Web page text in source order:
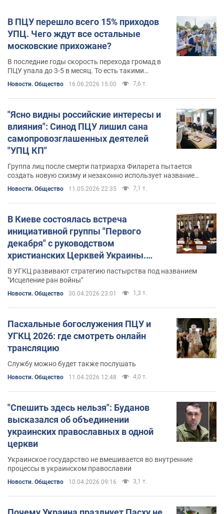
В ПЦУ перешло всего 15% приходов
УПЦ. Чего ждут все остальные
московские прихожане?
В последние годы скорость перехода громад в
ПЦУ упала до 3-5 в месяц. То есть такими
темпами УПЦ МП будет переходить в ПЦУ еще
несколько десятилетий
Новости. Общество 16.06.2026 15:00 7,6 т.
"Ясно видны российские интересы и
влияния": Синод ПЦУ лишил сана
самопровозглашенных деятелей
"УПЦ КП"
Группа лиц после смерти патриарха Филарета пытается
создать новую схизму и незаконно использует название
Новости. Общество 11.05.2026 22:35 7,1 т.
В Киеве состоялась встреча
инициативной группы "Первого
декабря" с руководством
христианских Церквей Украины.
Фото
В УГКЦ развивают стратегию пастырства под названием
"Исцеление ран войны"
Новости. Общество 30.04.2026 23:01 1,3 т.
Пасхальные богослужения ПЦУ и
УГКЦ 2026: где смотреть онлайн
трансляцию
Службу можно будет также послушать
Новости. Общество 11.04.2026 12:48 4,0 т.
"Спешить здесь нельзя": Буданов
высказался об объединении
украинских православных в одной
церкви
Украинское государство не вмешивается во внутренние
процессы в украинском православии
Новости. Общество 10.04.2026 09:16 3,1 т.